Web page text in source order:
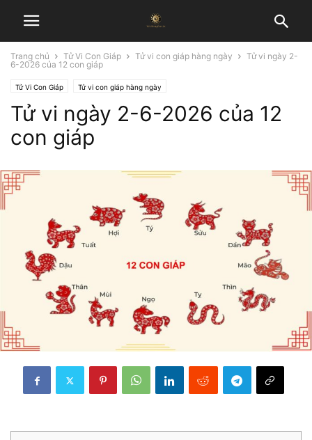
Trang chủ Tử Vi Con Giáp Tử vi con giáp hàng ngày
Tử vi ngày 2-
6-2026 của 12 con giáp
Tử Vi Con Giáp Tử vi con giáp hàng ngày
Tử vi ngày 2-6-2026 của 12
con giáp